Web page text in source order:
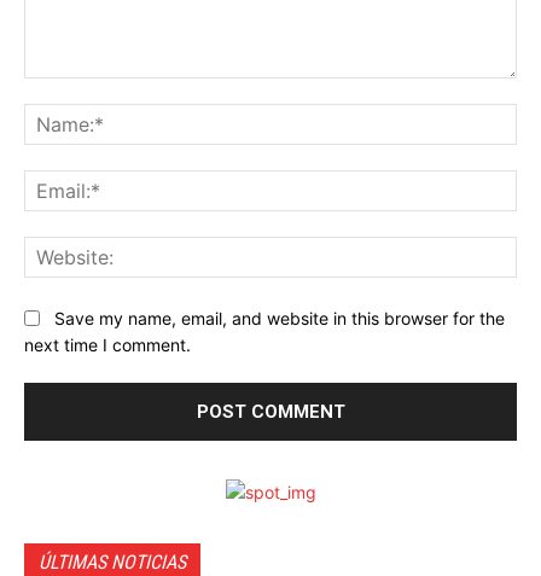
Save my name, email, and website in this browser for the
next time I comment.
ÚLTIMAS NOTICIAS